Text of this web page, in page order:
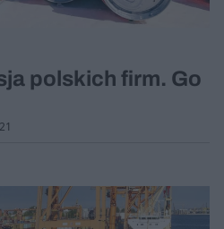
polskich firm. Go